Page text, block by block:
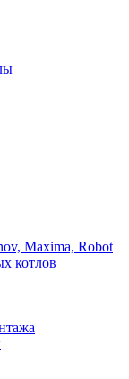
Maxima, Robot
котлов